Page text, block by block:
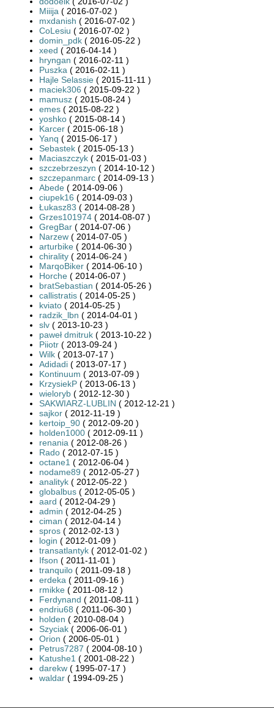
Miiija ( 2016-07-02 )
mxdanish ( 2016-07-02 )
CoLesiu ( 2016-07-02 )
domin_pdk ( 2016-05-22 )
xeed ( 2016-04-14 )
hryngan ( 2016-02-11 )
Puszka ( 2016-02-11 )
Hajle Selassie ( 2015-11-11 )
maciek306 ( 2015-09-22 )
mamusz ( 2015-08-24 )
emes ( 2015-08-22 )
yoshko ( 2015-08-14 )
Karcer ( 2015-06-18 )
Yanq ( 2015-06-17 )
Sebastek ( 2015-05-13 )
Maciaszczyk ( 2015-01-03 )
szczebrzeszyn ( 2014-10-12 )
szczepanmarc ( 2014-09-13 )
Abede ( 2014-09-06 )
ciupek16 ( 2014-09-03 )
Łukasz83 ( 2014-08-28 )
Grzes101974 ( 2014-08-07 )
GregBar ( 2014-07-06 )
Narzew ( 2014-07-05 )
arturbike ( 2014-06-30 )
chirality ( 2014-06-24 )
MarqoBiker ( 2014-06-10 )
Horche ( 2014-06-07 )
bratSebastian ( 2014-05-26 )
callistratis ( 2014-05-25 )
kviato ( 2014-05-25 )
radzik_lbn ( 2014-04-01 )
slv ( 2013-10-23 )
paweł dmitruk ( 2013-10-22 )
Piiotr ( 2013-09-24 )
Wilk ( 2013-07-17 )
Adidadi ( 2013-07-17 )
Kontinuum ( 2013-07-09 )
KrzysiekP ( 2013-06-13 )
wieloryb ( 2012-12-30 )
SAKWIARZ-LUBLIN ( 2012-12-21 )
sajkor ( 2012-11-19 )
kertoip_90 ( 2012-09-20 )
holden1000 ( 2012-09-11 )
renania ( 2012-08-26 )
Rado ( 2012-07-15 )
octane1 ( 2012-06-04 )
nodame89 ( 2012-05-27 )
analityk ( 2012-05-22 )
globalbus ( 2012-05-05 )
aard ( 2012-04-29 )
admin ( 2012-04-25 )
ciman ( 2012-04-14 )
spros ( 2012-02-13 )
login ( 2012-01-09 )
transatlantyk ( 2012-01-02 )
Ifson ( 2011-11-01 )
tranquilo ( 2011-09-18 )
erdeka ( 2011-09-16 )
rmikke ( 2011-08-12 )
Ferdynand ( 2011-08-11 )
endriu68 ( 2011-06-30 )
holden ( 2010-08-04 )
Szyciak ( 2006-06-01 )
Orion ( 2006-05-01 )
Petrus7287 ( 2004-08-10 )
Katushe1 ( 2001-08-22 )
darekw ( 1995-07-17 )
waldar ( 1994-09-25 )